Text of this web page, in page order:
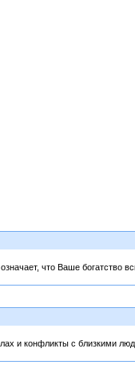
что Ваше богатство
и конфликты с близкими